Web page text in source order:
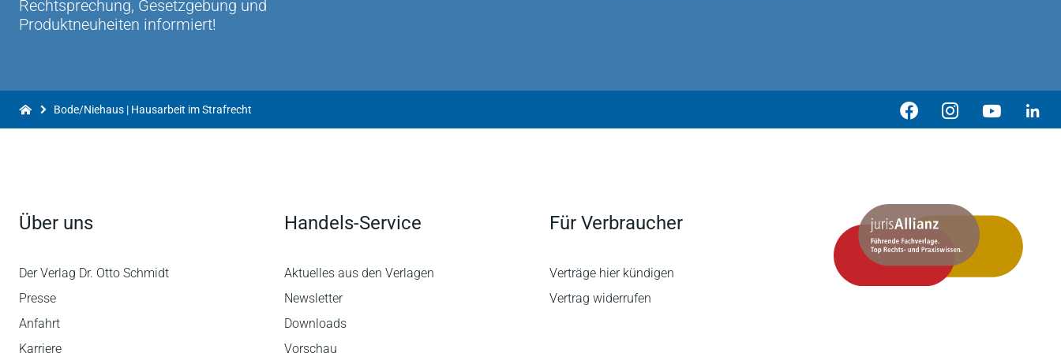
Rechtsprechung, Gesetzgebung und
Produktneuheiten informiert!
Bode/Niehaus | Hausarbeit im Strafrecht
Über uns
Der Verlag Dr. Otto Schmidt
Presse
Anfahrt
Karriere
Handels-Service
Aktuelles aus den Verlagen
Newsletter
Downloads
Vorschau
Für Verbraucher
Verträge hier kündigen
Vertrag widerrufen